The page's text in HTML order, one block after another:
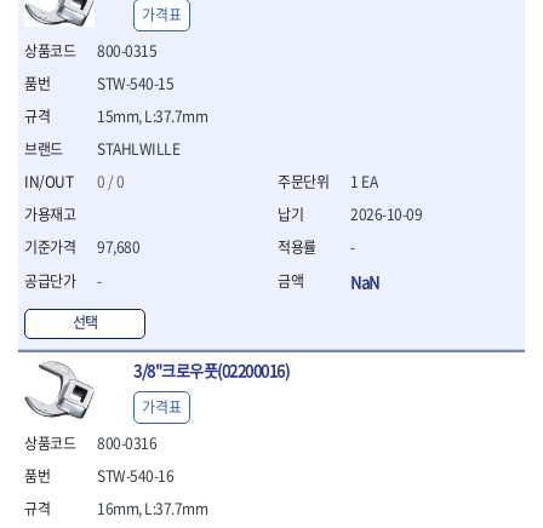
- 십자비트
- 임팩별비트소켓
- 임팩XZN비트소켓
- 십자비트소켓
- 일자비트소켓
- 임팩XZN비트
- 라쳇핸들세트
- 토크드라이버
- 포지비트소켓
- 임팩포지비트소켓
플라이어,몽키,스패너
- 뻰치
- 편구스패너
- 플라이어
- 니퍼
- 롱노우즈
- 스냅링플라이어
- 그룹조인트플라이어
800-0315
STAHLWILLE
0 / 0
97,680
-
선택
STW-540-15
15mm, L:37.7mm
가격표
1 EA
2026-10-09
-
NaN
3/8"크로우풋(02200016)
800-0316
STW-540-16
16mm, L:37.7mm
가격표